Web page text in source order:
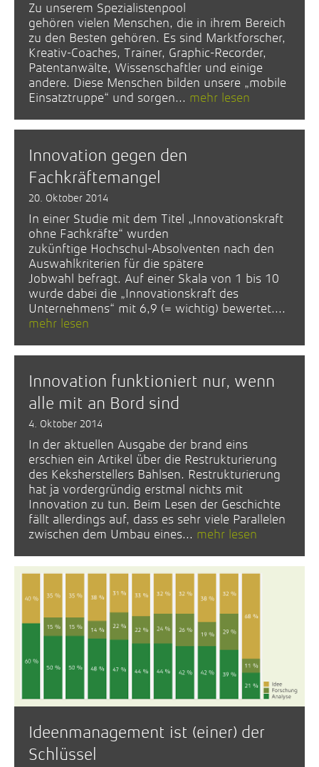
Zu unserem Spezialistenpool
gehören vielen Menschen, die in ihrem Bereich
zu den Besten gehören. Es sind Marktforscher,
Kreativ-Coaches, Trainer, Graphic-Recorder,
Patentanwälte, Wissenschaftler und einige
andere. Diese Menschen bilden unsere „mobile
Einsatztruppe“ und sorgen... mehr lesen
Innovation gegen den
Fachkräftemangel
20. Oktober 2014
In einer Studie mit dem Titel „Innovationskraft
ohne Fachkräfte“ wurden
zukünftige Hochschul-Absolventen nach den
Auswahlkriterien für die spätere
Jobwahl befragt. Auf einer Skala von 1 bis 10
wurde dabei die „Innovationskraft des
Unternehmens“ mit 6,9 (= wichtig) bewertet....
mehr lesen
Innovation funktioniert nur, wenn
alle mit an Bord sind
4. Oktober 2014
In der aktuellen Ausgabe der brand eins
erschien ein Artikel über die Restrukturierung
des Keksherstellers Bahlsen. Restrukturierung
hat ja vordergründig erstmal nichts mit
Innovation zu tun. Beim Lesen der Geschichte
fällt allerdings auf, dass es sehr viele Parallelen
zwischen dem Umbau eines... mehr lesen
Ideenmanagement ist (einer) der
Schlüssel